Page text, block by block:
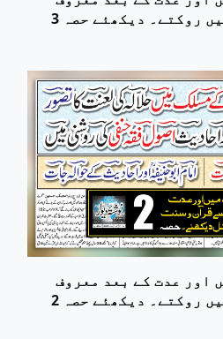
روکتے۔ دیکھئے حصہ 3
اور عدت کے بعد معروف
روکتے۔ دیکھئے حصہ 2